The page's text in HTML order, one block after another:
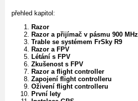
přehled kapitol:
Razor
Razor a přijímač v pásmu 900 MHz
Trable se systémem FrSky R9
Razor a FPV
Létání s FPV
Zkušenost s FPV
Razor a flight controller
Zapojení flight controlleru
Oživení flight controlleru
První lety